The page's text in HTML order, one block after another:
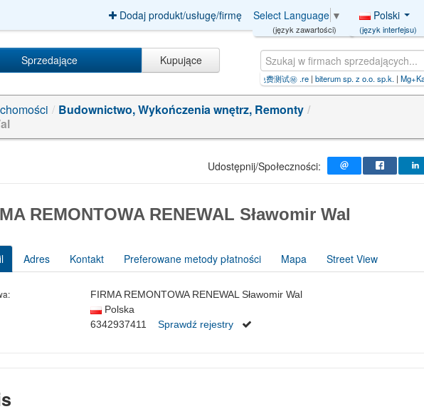
Dodaj produkt/usługę/firmę Select Language ▼
(język zawartości)
Polski
(język interfejsu)
Sprzedające Kupujące
biterum sp. z o.o. sp.k.|Mg+Kancelaria+Finansowa+| usługi
/ Budownictwo, Wykończenia wnętrz, Remonty /
Udostępnij/Społeczności:
REMONTOWA RENEWAL Sławomir Wal
Adres Kontakt Preferowane metody płatności Mapa Street View
FIRMA REMONTOWA RENEWAL Sławomir Wal
Polska
6342937411 Sprawdź rejestry